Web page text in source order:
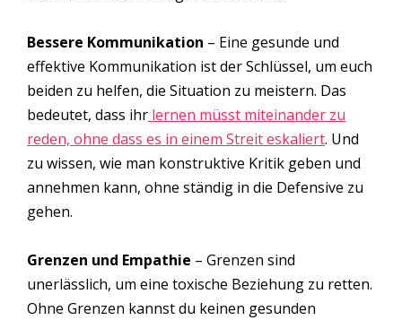
Bessere Kommunikation – Eine gesunde und
effektive Kommunikation ist der Schlüssel, um euch
beiden zu helfen, die Situation zu meistern. Das
bedeutet, dass ihr lernen müsst miteinander zu
reden, ohne dass es in einem Streit eskaliert. Und
zu wissen, wie man konstruktive Kritik geben und
annehmen kann, ohne ständig in die Defensive zu
gehen.
Grenzen und Empathie – Grenzen sind
unerlässlich, um eine toxische Beziehung zu retten.
Ohne Grenzen kannst du keinen gesunden